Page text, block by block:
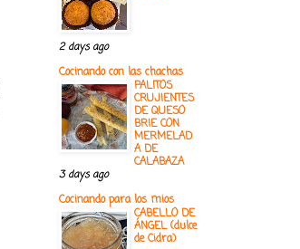
2 days ago
Cocinando con las chachas
PALITOS
CRUJIENTES
DE QUESO
BRIE CON
MERMELAD
A DE
CALABAZA
3 days ago
Cocinando para los mios
CABELLO DE
ÁNGEL (dulce
de Cidra)